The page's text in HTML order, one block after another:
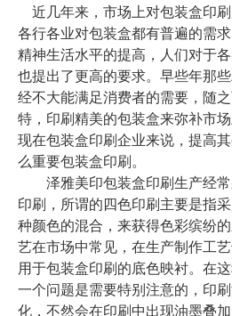
近几年来，市场上对包装盒印
各行各业对包装盒都有普遍的需
精神生活水平的提高，人们对于
也提出了更高的要求。早些年那
经不大能满足消费者的需要，随
特，印刷精美的包装盒来弥补市
现在包装盒印刷企业来说，提高
么重要包装盒印刷。
泽雅美印包装盒印刷生产经常
印刷，所谓的四色印刷主要是指
种颜色的混合，来获得色彩缤纷
艺在市场中常见，在生产制作工
用于包装盒印刷的底色映衬。在
一个问题是需要特别注意的，印
化，不然会在印刷中出现油墨叠加